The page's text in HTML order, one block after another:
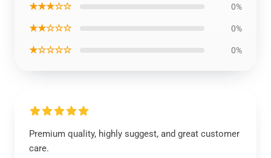
★★★☆☆ 0%
★★☆☆☆ 0%
★☆☆☆☆ 0%
Premium quality, highly suggest, and great customer
care.